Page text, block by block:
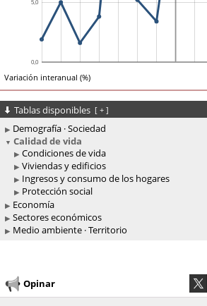
Variación interanual (%)
Tablas disponibles [ + ]
Demografía · Sociedad
Calidad de vida
Condiciones de vida
Viviendas y edificios
Ingresos y consumo de los hogares
Protección social
Economía
Sectores económicos
Medio ambiente · Territorio
Opinar